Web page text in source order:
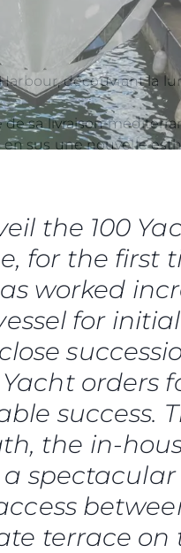
découvrant la
sa livraison
sus une nouvelle
the 100
for the first
worked
for
orders
success.
the in-
terrace on